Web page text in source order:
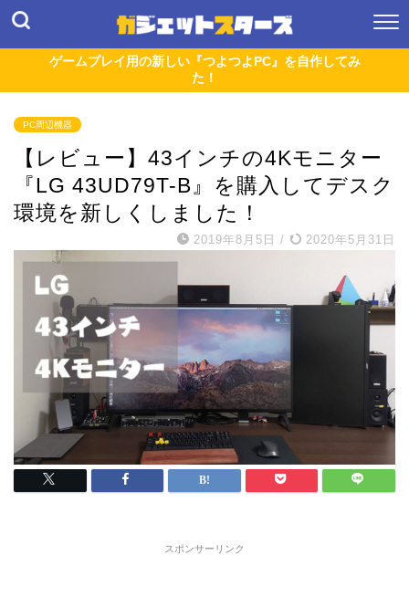
ゲームプレイ用の新しい『つよつよPC』を自作してみ
た！
PC周辺機器
【レビュー】43インチの4Kモニター
『LG 43UD79T-B』を購入してデスク
環境を新しくしました！
2019年8月5日 / 2020年5月31日
スポンサーリンク